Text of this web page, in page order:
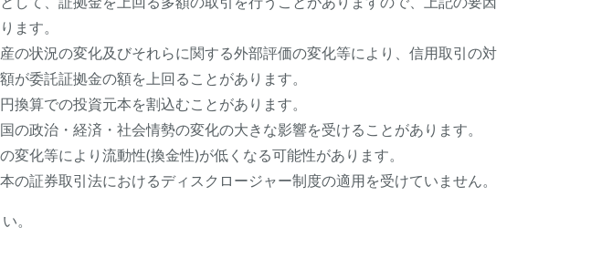
ます。
の状況の変化及びそれらに関する外部評価の変化等により、信用取引の対
委託証拠金の額を上回ることがあります。
算での投資元本を割込むことがあります。
政治・経済・社会情勢の変化の大きな影響を受けることがあります。
化等により流動性(換金性)が低くなる可能性があります。
証券取引法におけるディスクロージャー制度の適用を受けていません。
。